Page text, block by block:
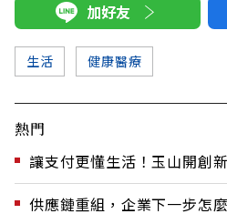
加好友
生活 健康醫療
熱門
讓支付更懂生活！玉山開創
供應鏈重組，企業下一步怎